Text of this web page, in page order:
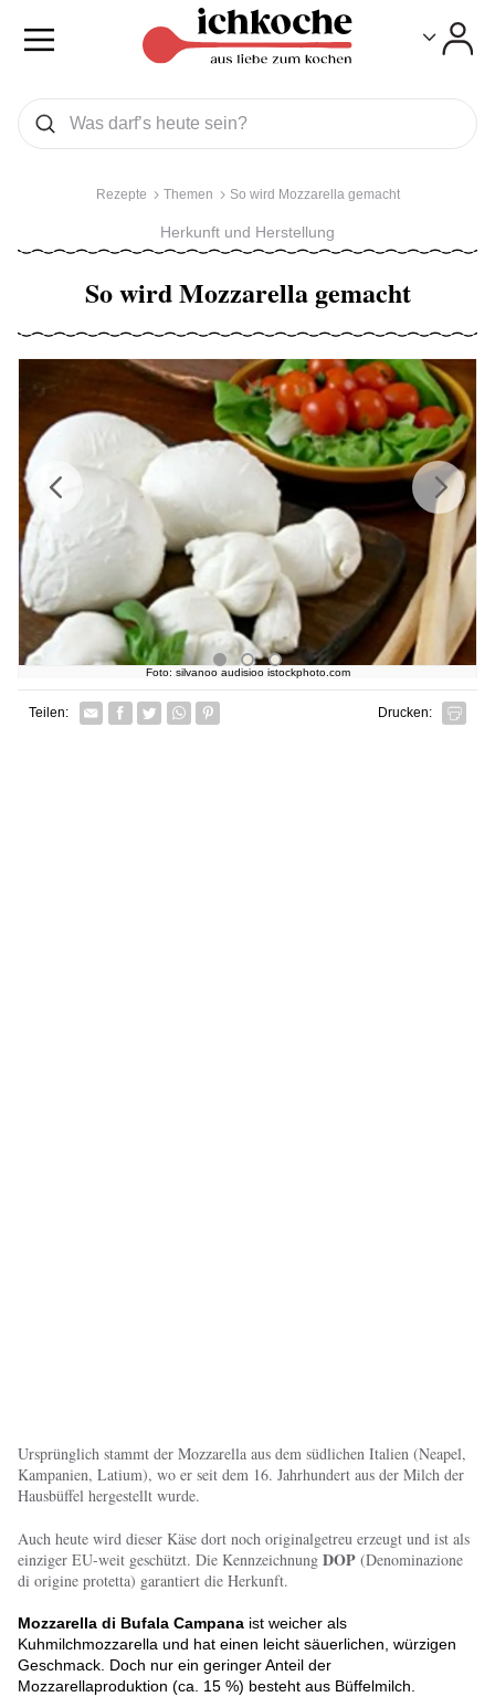
Was wollen Sie suchen
Suchen
Rezepte Themen So wird Mozzarella gemacht
Herkunft und Herstellung
So wird Mozzarella gemacht
Foto: silvanoo audisioo istockphoto.com
Next
Previous
Teilen: Facebook
TwitterWhatsapp senden
Pin it Drucken:
Ursprünglich stammt der Mozzarella aus dem südlichen Italien (Neapel,
Kampanien, Latium), wo er seit dem 16. Jahrhundert aus der Milch der
Hausbüffel hergestellt wurde.
Auch heute wird dieser Käse dort noch originalgetreu erzeugt und ist als
einziger EU-weit geschützt. Die Kennzeichnung DOP (Denominazione
di origine protetta) garantiert die Herkunft.
Mozzarella di Bufala Campana ist weicher als
Kuhmilchmozzarella und hat einen leicht säuerlichen, würzigen
Geschmack. Doch nur ein geringer Anteil der
Mozzarellaproduktion (ca. 15 %) besteht aus Büffelmilch.